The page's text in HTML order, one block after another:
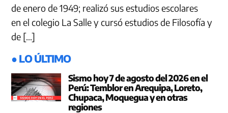
de enero de 1949; realizó sus estudios escolares
en el colegio La Salle y cursó estudios de Filosofía y
de […]
● LO ÚLTIMO
Sismo hoy 7 de agosto del 2026 en el
Perú: Temblor en Arequipa, Loreto,
Chupaca, Moquegua y en otras
regiones